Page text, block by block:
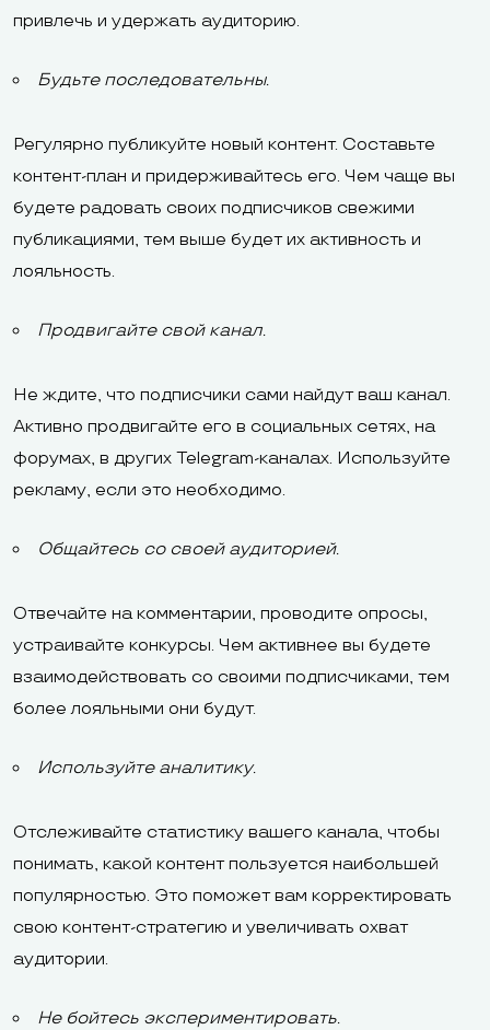
привлечь и удержать аудиторию.
Будьте последовательны.
Регулярно публикуйте новый контент. Составьте
контент-план и придерживайтесь его. Чем чаще вы
будете радовать своих подписчиков свежими
публикациями, тем выше будет их активность и
лояльность.
Продвигайте свой канал.
Не ждите, что подписчики сами найдут ваш канал.
Активно продвигайте его в социальных сетях, на
форумах, в других Telegram-каналах. Используйте
рекламу, если это необходимо.
Общайтесь со своей аудиторией.
Отвечайте на комментарии, проводите опросы,
устраивайте конкурсы. Чем активнее вы будете
взаимодействовать со своими подписчиками, тем
более лояльными они будут.
Используйте аналитику.
Отслеживайте статистику вашего канала, чтобы
понимать, какой контент пользуется наибольшей
популярностью. Это поможет вам корректировать
свою контент-стратегию и увеличивать охват
аудитории.
Не бойтесь экспериментировать.